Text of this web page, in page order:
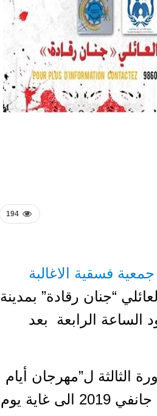
194
جمعية فسقية الاغالبة
13 جانفي 2019 بالمنتزه العائلي “جنان رقادة” بمدينة
الساعة الرابعة
بعد
الثالثة ل”مهرجان أيام
شباب القيروان التي تنطلق بداية من يوم السبت 12 جانفي 2019 الى غاية يوم